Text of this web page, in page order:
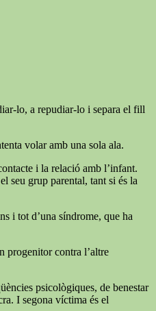
lo, a repudiar-lo i separa el fill
volar amb una sola ala.
i la relació amb l’infant.
seu grup parental, tant si és la
i tot d’una síndrome, que ha
progenitor contra l’altre
psicològiques, de benestar
I segona víctima és el